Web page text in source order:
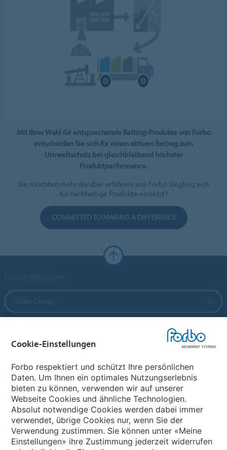
Mit Ihrer Wahl für entsprechende Belting-Produkte von Forbo
entscheiden Sie sich für einen aktiven Beitrag zum
Umweltschutz bei gleichbleibend höchster
Produktperformance.
Sie möchten mehr darüber erfahren, wie Forbo Siegling sich
für nachhaltige Produkte einsetzt?
COMMITTED TO MAKING A DIFFERENCE
Wählen Sie ein Land
Wählen Sie Ihr Land
Cookie-Einstellungen
Forbo respektiert und schützt Ihre persönlichen
Daten. Um Ihnen ein optimales Nutzungserlebnis
bieten zu können, verwenden wir auf unserer
Webseite Cookies und ähnliche Technologien.
Absolut notwendige Cookies werden dabei immer
verwendet, übrige Cookies nur, wenn Sie der
Verwendung zustimmen. Sie können unter «Meine
Einstellungen» ihre Zustimmung jederzeit widerrufen